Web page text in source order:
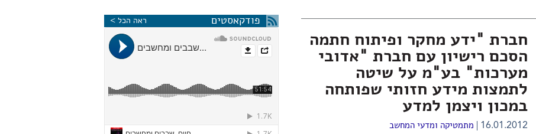
חברת "ידע מחקר ופיתוח חתמה
הסכם רישיון עם חברת "אדובי
מערכות" בע"מ על שיטה
לתמצות מידע חזותי שפותחה
במכון ויצמן למדע
16.01.2012 מתמטיקה ומדעי המחשב
פודקאסטים ראה הכל >